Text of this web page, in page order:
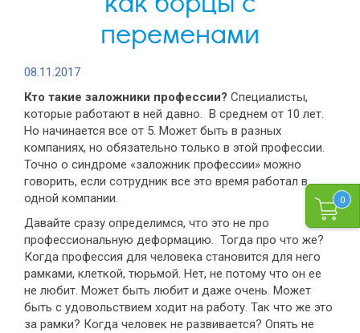
0
переменами
08.11.2017
Кто такие заложники профессии? Специалисты,
которые работают в ней давно. В среднем от 10 лет.
Но начинается все от 5. Может быть в разных
компаниях, но обязательно только в этой профессии.
Точно о синдроме «заложник профессии» можно
говорить, если сотрудник все это время работал в
одной компании.
Давайте сразу определимся, что это не про
профессиональную деформацию. Тогда про что же?
Когда профессия для человека становится для него
рамками, клеткой, тюрьмой. Нет, не потому что он ее
не любит. Может быть любит и даже очень. Может
быть с удовольствием ходит на работу. Так что же это
за рамки? Когда человек не развивается? Опять не